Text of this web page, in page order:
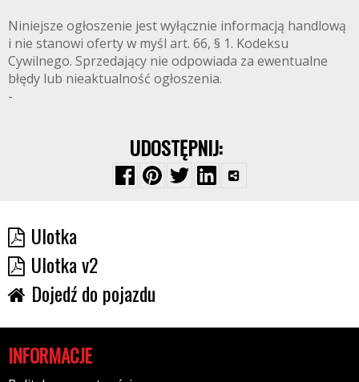
Niniejsze ogłoszenie jest wyłącznie informacją handlową
i nie stanowi oferty w myśl art. 66, § 1. Kodeksu
Cywilnego. Sprzedający nie odpowiada za ewentualne
błędy lub nieaktualność ogłoszenia.
-
UDOSTĘPNIJ:
Ulotka
Ulotka v2
Dojedź do pojazdu
INFORMACJE